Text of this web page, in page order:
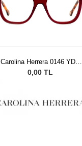
Carolina Herrera 0146 YDC
52 18
0,00 TL